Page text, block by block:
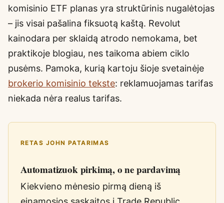
komisinio ETF planas yra struktūrinis nugalėtojas
– jis visai pašalina fiksuotą kaštą. Revolut
kainodara per sklaidą atrodo nemokama, bet
praktikoje blogiau, nes taikoma abiem ciklo
pusėms. Pamoka, kurią kartoju šioje svetainėje
brokerio komisinio tekste: reklamuojamas tarifas
niekada nėra realus tarifas.
RETAS JOHN PATARIMAS
Automatizuok pirkimą, o ne pardavimą
Kiekvieno mėnesio pirmą dieną iš